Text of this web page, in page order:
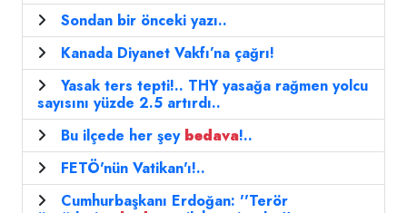
Sondan bir önceki yazı..
Kanada Diyanet Vakfı’na çağrı!
Yasak ters tepti!.. THY yasağa rağmen yolcu
sayısını yüzde 2.5 artırdı..
Bu ilçede her şey bedava!..
FETÖ'nün Vatikan'ı!..
Cumhurbaşkanı Erdoğan: ''Terör